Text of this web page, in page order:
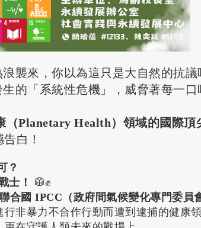
襲來，你以為這只是大自然的抗議
的「系統性危機」，威脅著每一
（Planetary Health）領域的國際
白！
？
士！
🥼✊
合國 IPCC（政府間氣候變化專門委員
行非暴力不合作行動而遭到逮捕的健康